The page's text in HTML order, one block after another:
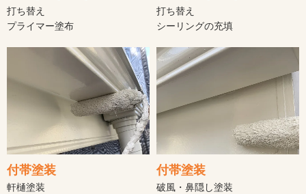
打ち替え
プライマー塗布
打ち替え
シーリングの充填
付帯塗装
軒樋塗装
付帯塗装
破風・鼻隠し塗装